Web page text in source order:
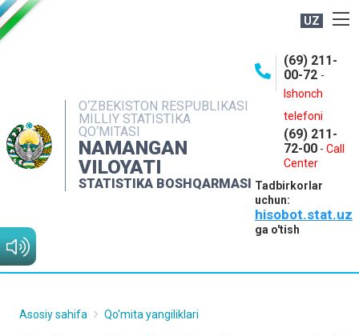
UZ
O‘ZBEKISTON RESPUBLIKASI
MILLIY STATISTIKA
QO‘MITASI
NAMANGAN
VILOYATI
STATISTIKA BOSHQARMASI
(69) 211-
00-72 -
Ishonch
telefoni
(69) 211-
72-00 - Call
Center
Tadbirkorlar
uchun:
hisobot.stat.uz
ga o'tish
NASHRLAR
INTERAKTIV XIZMATLAR
MATBUOT XIZMATI
MUROJAATLAR
Asosiy sahifa Qo'mita yangiliklari